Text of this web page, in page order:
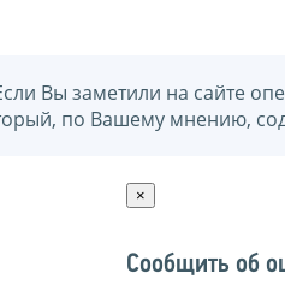
Вы заметили на сайте
по Вашему мнению,
×
Сообщить об